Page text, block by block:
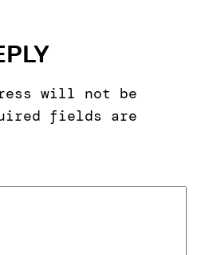
will not be
fields are